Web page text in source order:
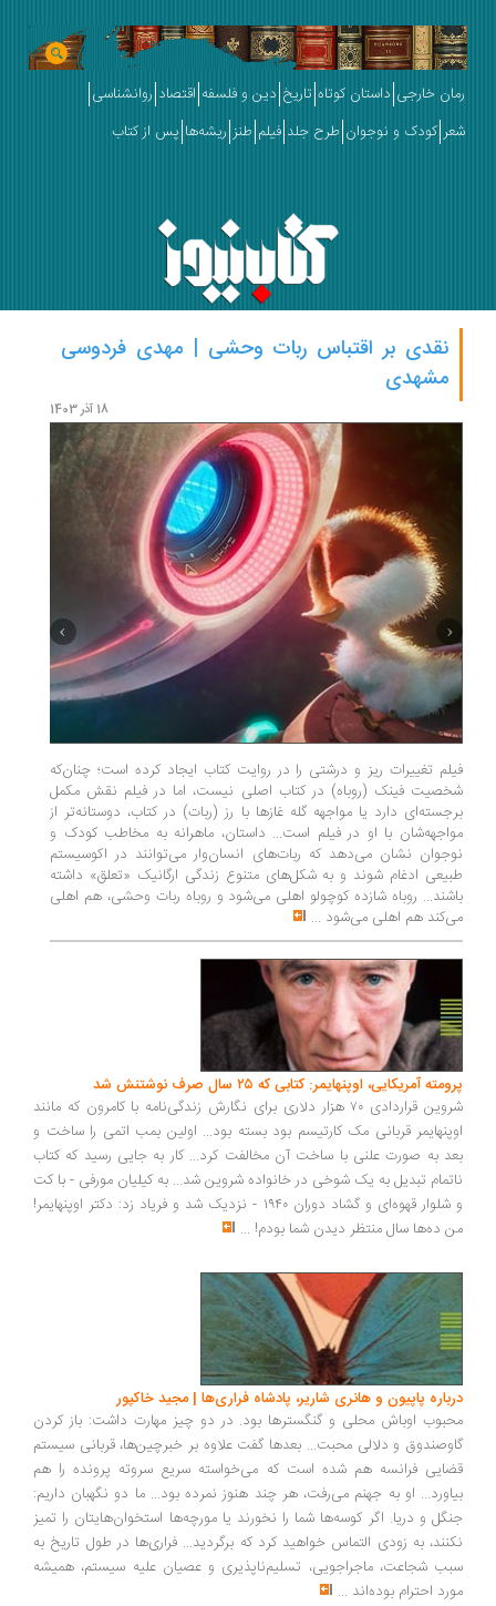
رمان خارجی داستان کوتاه تاریخ دین و فلسفه اقتصاد روانشناسی
شعر کودک و نوجوان طرح جلد فیلم طنز ریشه‌ها پس از کتاب
نقدی بر اقتباس ربات وحشی | مهدی فردوسی
مشهدی
18 آذر 1403
فیلم تغییرات ریز و درشتی را در روایت کتاب ایجاد کرده است؛ چنان‌که
شخصیت فینک (روباه) در کتاب اصلی نیست، اما در فیلم نقش مکمل
برجسته‌ای دارد یا مواجهه گله غازها با رز (ربات) در کتاب، دوستانه‌تر از
مواجهه‌شان با او در فیلم است... داستان، ماهرانه به مخاطب کودک و
نوجوان نشان می‌دهد که ربات‌های انسان‌وار می‌توانند در اکوسیستم
طبیعی ادغام شوند و به شکل‌های متنوع زندگی ارگانیک «تعلق» داشته
باشند... روباه شازده کوچولو اهلی می‌شود و روباه ربات وحشی، هم اهلی
می‌کند هم اهلی می‌شود ...
پرومته آمریکایی، اوپنهایمر: کتابی که ۲۵ سال صرف نوشتنش شد
شروین قراردادی ۷۰ هزار دلاری برای نگارش زندگی‌نامه با کامرون که مانند
اوپنهایمر قربانی مک کارتیسم بود بسته بود... اولین بمب اتمی را ساخت و
بعد به صورت علنی با ساخت آن مخالفت کرد... کار به جایی رسید که کتاب
ناتمام تبدیل به یک شوخی در خانواده شروین شد... به کیلیان مورفی - با کت
و شلوار قهوه‌ای و گشاد دوران ۱۹۴۰ - نزدیک شد و فریاد زد: دکتر اوپنهایمر!
من ده‌ها سال منتظر دیدن شما بودم! ...
درباره پاپیون و هانری شاریر، پادشاه فراری‌ها | مجید خاکپور
محبوب اوباش محلی و گنگسترها بود. در دو چیز مهارت داشت: باز کردن
گاوصندوق و دلالی محبت... بعدها گفت علاوه بر خبرچین‌ها، قربانی سیستم
قضایی فرانسه هم شده است که می‌خواسته سریع سروته پرونده را هم
بیاورد... او به جهنم می‌رفت، هر چند هنوز نمرده بود... ما دو نگهبان داریم:
جنگل و دریا. اگر کوسه‌ها شما را نخورند یا مورچه‌ها استخوان‌هایتان را تمیز
نکنند، به زودی التماس خواهید کرد که برگردید... فراری‌ها در طول تاریخ به
سبب شجاعت، ماجراجویی، تسلیم‌ناپذیری و عصیان علیه سیستم، همیشه
مورد احترام بوده‌اند ...